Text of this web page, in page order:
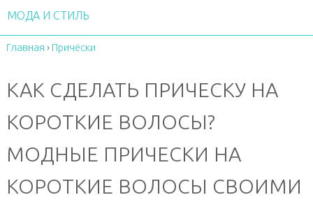
МОДА И СТИЛЬ
Главная › Причёски
КАК СДЕЛАТЬ ПРИЧЕСКУ НА
КОРОТКИЕ ВОЛОСЫ?
МОДНЫЕ ПРИЧЕСКИ НА
КОРОТКИЕ ВОЛОСЫ СВОИМИ